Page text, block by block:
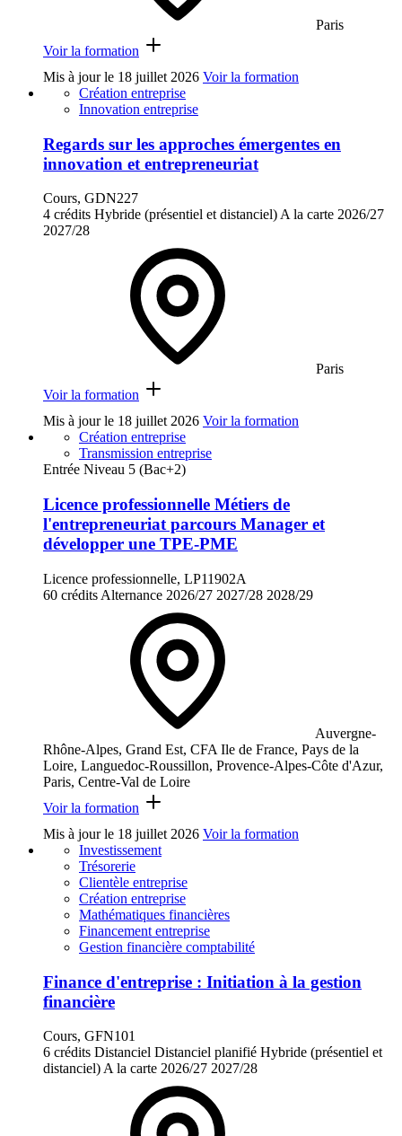
Paris
Voir la formation
Mis à jour le 18 juillet 2026 Voir la formation
Création entreprise
Innovation entreprise
Regards sur les approches émergentes en
innovation et entrepreneuriat
Cours, GDN227
4 crédits Hybride (présentiel et distanciel)A la carte 2026/27
2027/28
Paris
Voir la formation
Mis à jour le 18 juillet 2026 Voir la formation
Création entreprise
Transmission entreprise
Entrée Niveau 5 (Bac+2)
Licence professionnelle Métiers de
l'entrepreneuriat parcours Manager et
développer une TPE-PME
Licence professionnelle, LP11902A
60 crédits Alternance 2026/27 2027/28 2028/29
Auvergne-
Rhône-Alpes, Grand Est, CFA Ile de France, Pays de la
Loire, Languedoc-Roussillon, Provence-Alpes-Côte d'Azur,
Paris, Centre-Val de Loire
Voir la formation
Mis à jour le 18 juillet 2026 Voir la formation
Investissement
Trésorerie
Clientèle entreprise
Création entreprise
Mathématiques financières
Financement entreprise
Gestion financière comptabilité
Finance d'entreprise : Initiation à la gestion
financière
Cours, GFN101
6 crédits Distanciel Distanciel planifié Hybride (présentiel et
distanciel) A la carte 2026/27 2027/28